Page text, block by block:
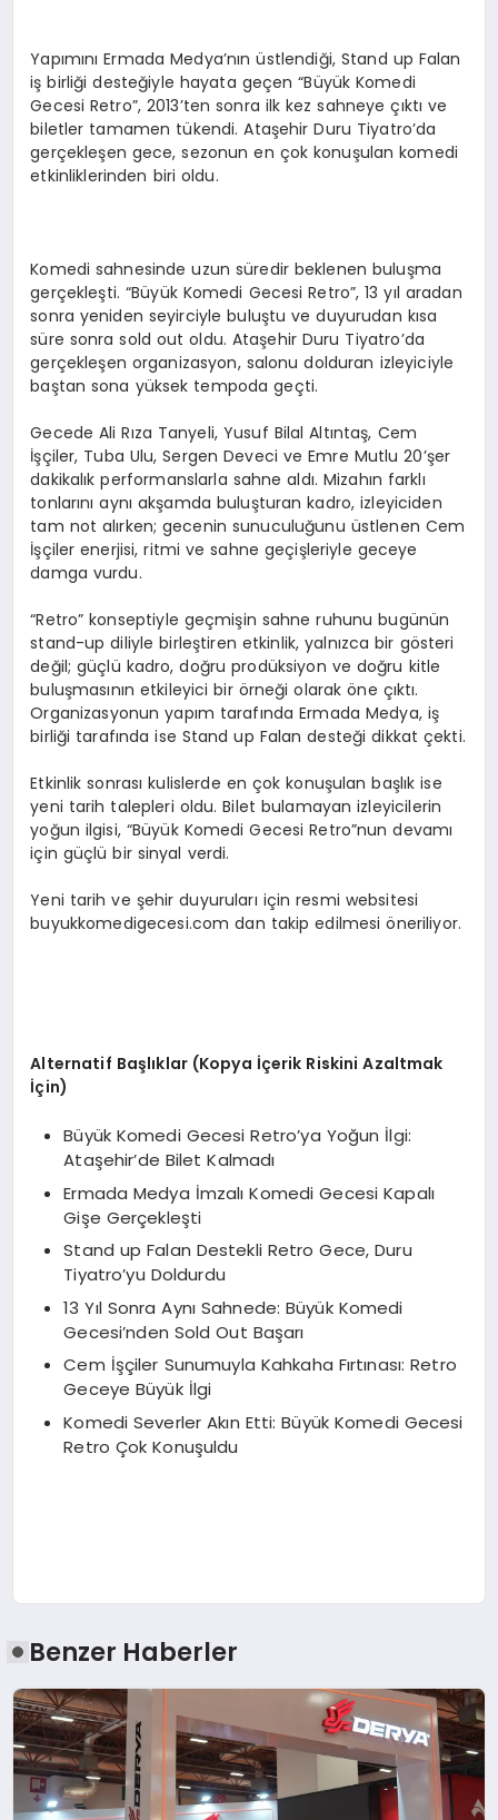
Yapımını Ermada Medya’nın üstlendiği, Stand up Falan
iş birliği desteğiyle hayata geçen “Büyük Komedi
Gecesi Retro”, 2013’ten sonra ilk kez sahneye çıktı ve
biletler tamamen tükendi. Ataşehir Duru Tiyatro’da
gerçekleşen gece, sezonun en çok konuşulan komedi
etkinliklerinden biri oldu.
Komedi sahnesinde uzun süredir beklenen buluşma
gerçekleşti. “Büyük Komedi Gecesi Retro”, 13 yıl aradan
sonra yeniden seyirciyle buluştu ve duyurudan kısa
süre sonra sold out oldu. Ataşehir Duru Tiyatro’da
gerçekleşen organizasyon, salonu dolduran izleyiciyle
baştan sona yüksek tempoda geçti.
Gecede Ali Rıza Tanyeli, Yusuf Bilal Altıntaş, Cem
İşçiler, Tuba Ulu, Sergen Deveci ve Emre Mutlu 20’şer
dakikalık performanslarla sahne aldı. Mizahın farklı
tonlarını aynı akşamda buluşturan kadro, izleyiciden
tam not alırken; gecenin sunuculuğunu üstlenen Cem
İşçiler enerjisi, ritmi ve sahne geçişleriyle geceye
damga vurdu.
“Retro” konseptiyle geçmişin sahne ruhunu bugünün
stand-up diliyle birleştiren etkinlik, yalnızca bir gösteri
değil; güçlü kadro, doğru prodüksiyon ve doğru kitle
buluşmasının etkileyici bir örneği olarak öne çıktı.
Organizasyonun yapım tarafında Ermada Medya, iş
birliği tarafında ise Stand up Falan desteği dikkat çekti.
Etkinlik sonrası kulislerde en çok konuşulan başlık ise
yeni tarih talepleri oldu. Bilet bulamayan izleyicilerin
yoğun ilgisi, “Büyük Komedi Gecesi Retro”nun devamı
için güçlü bir sinyal verdi.
Yeni tarih ve şehir duyuruları için resmi websitesi
buyukkomedigecesi.com dan takip edilmesi öneriliyor.
Alternatif Başlıklar (Kopya İçerik Riskini Azaltmak
İçin)
Büyük Komedi Gecesi Retro’ya Yoğun İlgi:
Ataşehir’de Bilet Kalmadı
Ermada Medya İmzalı Komedi Gecesi Kapalı
Gişe Gerçekleşti
Stand up Falan Destekli Retro Gece, Duru
Tiyatro’yu Doldurdu
13 Yıl Sonra Aynı Sahnede: Büyük Komedi
Gecesi’nden Sold Out Başarı
Cem İşçiler Sunumuyla Kahkaha Fırtınası: Retro
Geceye Büyük İlgi
Komedi Severler Akın Etti: Büyük Komedi Gecesi
Retro Çok Konuşuldu
Benzer Haberler